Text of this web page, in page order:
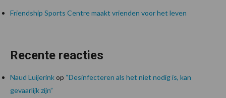
Friendship Sports Centre maakt vrienden voor het leven
Recente reacties
Naud Luijerinkop “Desinfecteren als het niet nodig is, kan
gevaarlijk zijn”